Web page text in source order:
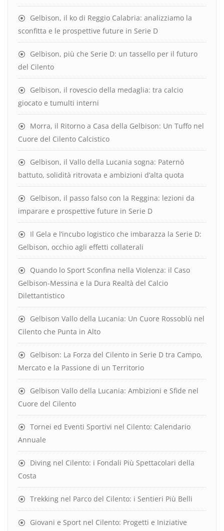
Gelbison, il ko di Reggio Calabria: analizziamo la
sconfitta e le prospettive future in Serie D
Gelbison, più che Serie D: un tassello per il futuro
del Cilento
Gelbison, il rovescio della medaglia: tra calcio
giocato e tumulti interni
Morra, il Ritorno a Casa della Gelbison: Un Tuffo nel
Cuore del Cilento Calcistico
Gelbison, il Vallo della Lucania sogna: Paternò
battuto, solidità ritrovata e ambizioni d’alta quota
Gelbison, il passo falso con la Reggina: lezioni da
imparare e prospettive future in Serie D
Il Gela e l’incubo logistico che imbarazza la Serie D:
Gelbison, occhio agli effetti collaterali
Quando lo Sport Sconfina nella Violenza: il Caso
Gelbison-Messina e la Dura Realtà del Calcio
Dilettantistico
Gelbison Vallo della Lucania: Un Cuore Rossoblù nel
Cilento che Punta in Alto
Gelbison: La Forza del Cilento in Serie D tra Campo,
Mercato e la Passione di un Territorio
Gelbison Vallo della Lucania: Ambizioni e Sfide nel
Cuore del Cilento
Tornei ed Eventi Sportivi nel Cilento: Calendario
Annuale
Diving nel Cilento: i Fondali Più Spettacolari della
Costa
Trekking nel Parco del Cilento: i Sentieri Più Belli
Giovani e Sport nel Cilento: Progetti e Iniziative